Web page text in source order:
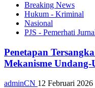
Breaking News
Hukum - Kriminal
Nasional
PJS - Pemerhati
Penetapan
Mekanisme Undang-
adminCN 12 Februari 2026